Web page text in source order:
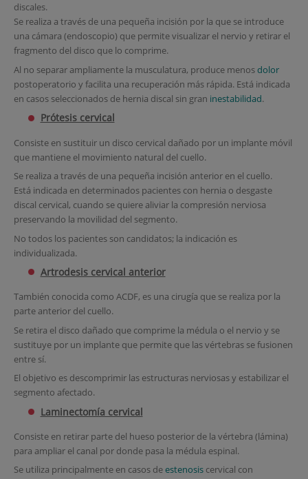
discales.
Se realiza a través de una pequeña incisión por la que se introduce
una cámara (endoscopio) que permite visualizar el nervio y retirar el
fragmento del disco que lo comprime.
Al no separar ampliamente la musculatura, produce menosdolor
postoperatorio y facilita una recuperación más rápida. Está indicada
en casos seleccionados de hernia discal sin gran inestabilidad.
Prótesis cervical
Consiste en sustituir un disco cervical dañado por un implante móvil
que mantiene el movimiento natural del cuello.
Se realiza a través de una pequeña incisión anterior en el cuello.
Está indicada en determinados pacientes con hernia o desgaste
discal cervical, cuando se quiere aliviar la compresión nerviosa
preservando la movilidad del segmento.
No todos los pacientes son candidatos; la indicación es
individualizada.
Artrodesis cervical anterior
También conocida como ACDF, es una cirugía que se realiza por la
parte anterior del cuello.
Se retira el disco dañado que comprime la médula o el nervio y se
sustituye por un implante que permite que las vértebras se fusionen
entre sí.
El objetivo es descomprimir las estructuras nerviosas y estabilizar el
segmento afectado.
Laminectomía cervical
Consiste en retirar parte del hueso posterior de la vértebra (lámina)
para ampliar el canal por donde pasa la médula espinal.
Se utiliza principalmente en casos deestenosiscervical con